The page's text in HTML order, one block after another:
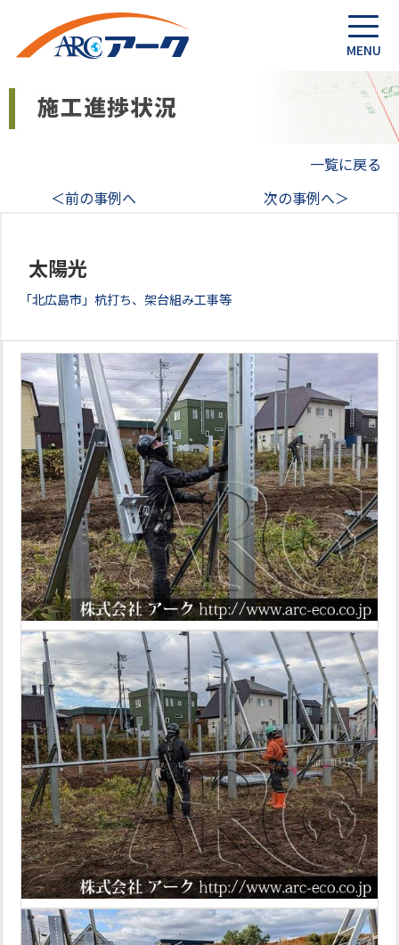
一覧に戻る
＜前の事例へ
次の事例へ＞
太陽光
「北広島市」杭打ち、架台組み工事等